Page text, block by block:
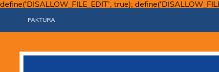
define('DISALLOW_FILE_EDIT', true);
FAKTURA